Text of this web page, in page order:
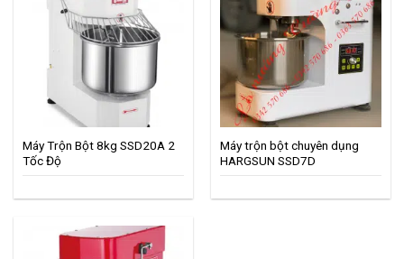
Máy Trộn Bột 8kg SSD20A 2
Tốc Độ
Máy trộn bột chuyên dụng
HARGSUN SSD7D